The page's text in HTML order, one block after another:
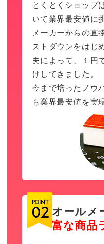
とくとくショップ
いて業界最安値に
メーカーからの直
ストダウンをはじ
夫によって、１円
けしてきました。
今まで培ったノウ
も業界最安値を実
オールメ
富な商品